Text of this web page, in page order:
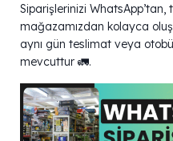
Siparişlerinizi
mağazamızdan kolayca
aynı gün teslimat veya
mevcuttur 🚛.